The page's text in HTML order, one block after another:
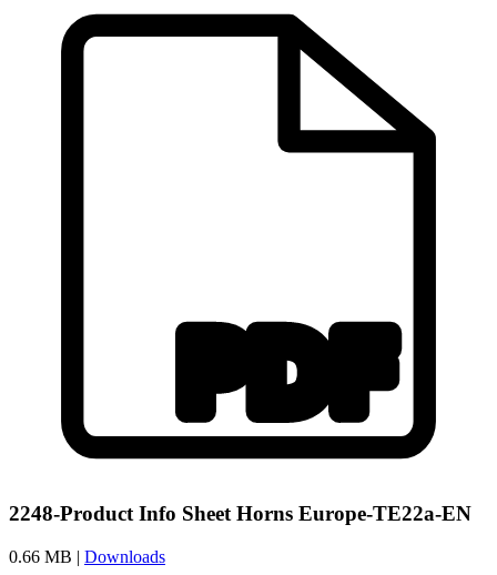
2248-Product Info Sheet Horns Europe-TE22a-EN
0.66 MB | Downloads